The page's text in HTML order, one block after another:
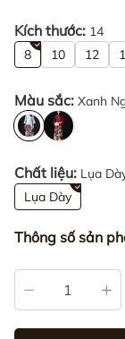
Kích thước: 14
8 10 12
Màu sắc: Xanh
Chất liệu: Lụa
Lụa Dày
Thông số sản